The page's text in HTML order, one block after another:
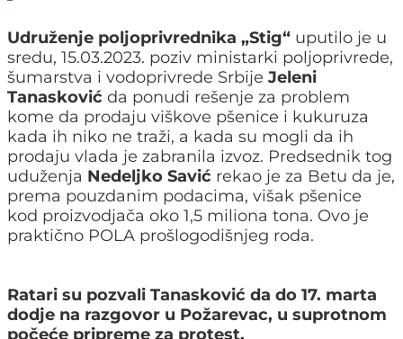
Udruženje poljoprivrednika „Stig“ uputilo je u
sredu, 15.03.2023. poziv ministarki poljoprivrede,
šumarstva i vodoprivrede Srbije Jeleni
Tanasković da ponudi rešenje za problem
kome da prodaju viškove pšenice i kukuruza
kada ih niko ne traži, a kada su mogli da ih
prodaju vlada je zabranila izvoz. Predsednik tog
uduženja Nedeljko Savić rekao je za Betu da je,
prema pouzdanim podacima, višak pšenice
kod proizvodjača oko 1,5 miliona tona. Ovo je
praktično POLA prošlogodišnjeg roda.
Ratari su pozvali Tanasković da do 17. marta
dodje na razgovor u Požarevac, u suprotnom
počeće pripreme za protest.